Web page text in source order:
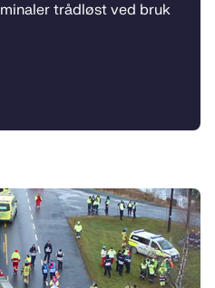
trådløst ved bruk